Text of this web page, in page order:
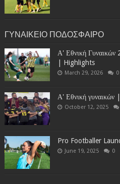
ΓΥΝΑΙΚΕΙΟ ΠΟΔΟΣΦΑΙΡΟ
Α' Εθνική
| Highlights
March 29, 2026 0
Α' Εθνική
October 12, 2025
Pro Footballer
June 19, 2025 0